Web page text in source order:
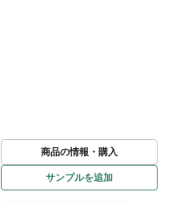
商品の情報・購入
サンプルを追加